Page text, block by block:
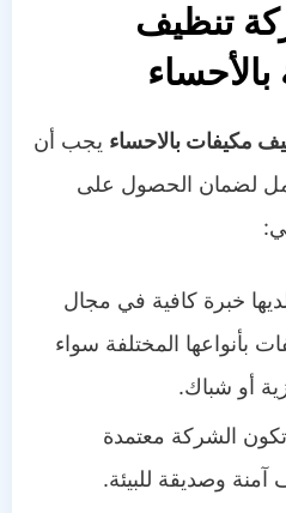
تنظيف
مكيفات بالاحساء يجب أن
لضمان الحصول على
خبرة كافية في مجال
بأنواعها المختلفة سواء
أو شباك.
الشركة معتمدة
وصديقة للبيئة.